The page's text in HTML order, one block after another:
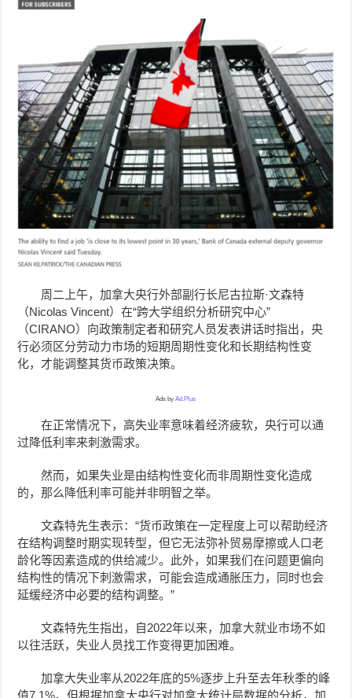
周二上午，加拿大央行外部副行长尼古拉斯·文森特
（Nicolas Vincent）在“跨大学组织分析研究中心”
（CIRANO）向政策制定者和研究人员发表讲话时指出，央
行必须区分劳动力市场的短期周期性变化和长期结构性变
化，才能调整其货币政策决策。
Ads byAd.Plus
在正常情况下，高失业率意味着经济疲软，央行可以通
过降低利率来刺激需求。
然而，如果失业是由结构性变化而非周期性变化造成
的，那么降低利率可能并非明智之举。
文森特先生表示：“货币政策在一定程度上可以帮助经济
在结构调整时期实现转型，但它无法弥补贸易摩擦或人口老
龄化等因素造成的供给减少。此外，如果我们在问题更偏向
结构性的情况下刺激需求，可能会造成通胀压力，同时也会
延缓经济中必要的结构调整。”
文森特先生指出，自2022年以来，加拿大就业市场不如
以往活跃，失业人员找工作变得更加困难。
加拿大失业率从2022年底的5%逐步上升至去年秋季的峰
值7.1%。但根据加拿大央行对加拿大统计局数据的分析，加